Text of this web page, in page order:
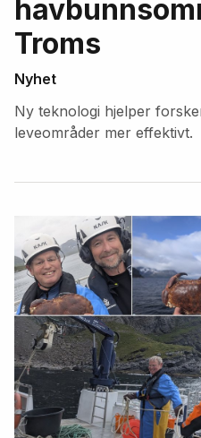
Troms
Nyhet
Ny teknologi hjelper
leveområder mer effektivt.